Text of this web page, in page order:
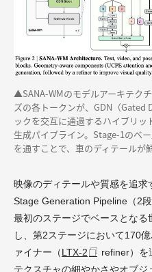
▲SANA-WMのモデルアーキテク
ズの各トークンが、GDN（
ックを交互に通過するハイブリ
生成パイプライン。Stage-1のベ
を通すことで、車のディテールが
映像のディテールや質感を追求
Stage Generation Pipeline（2
最初のステージでベースとな
し、第2ステージにおいて170
ァイナー（LTX-2
refiner）を
テクスチャの細やかさやオブジ